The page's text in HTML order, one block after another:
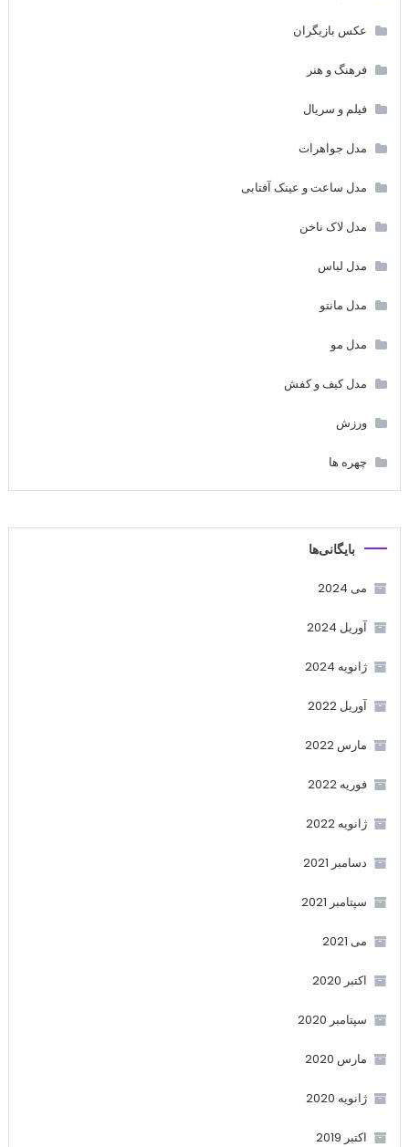
عکس بازیگران
فرهنگ و هنر
فیلم و سریال
مدل جواهرات
مدل ساعت و عینک آفتابی
مدل لاک ناخن
مدل لباس
مدل مانتو
مدل مو
مدل کیف و کفش
ورزش
چهره ها
بایگانی‌ها
می 2024
آوریل 2024
ژانویه 2024
آوریل 2022
مارس 2022
فوریه 2022
ژانویه 2022
دسامبر 2021
سپتامبر 2021
می 2021
اکتبر 2020
سپتامبر 2020
مارس 2020
ژانویه 2020
اکتبر 2019